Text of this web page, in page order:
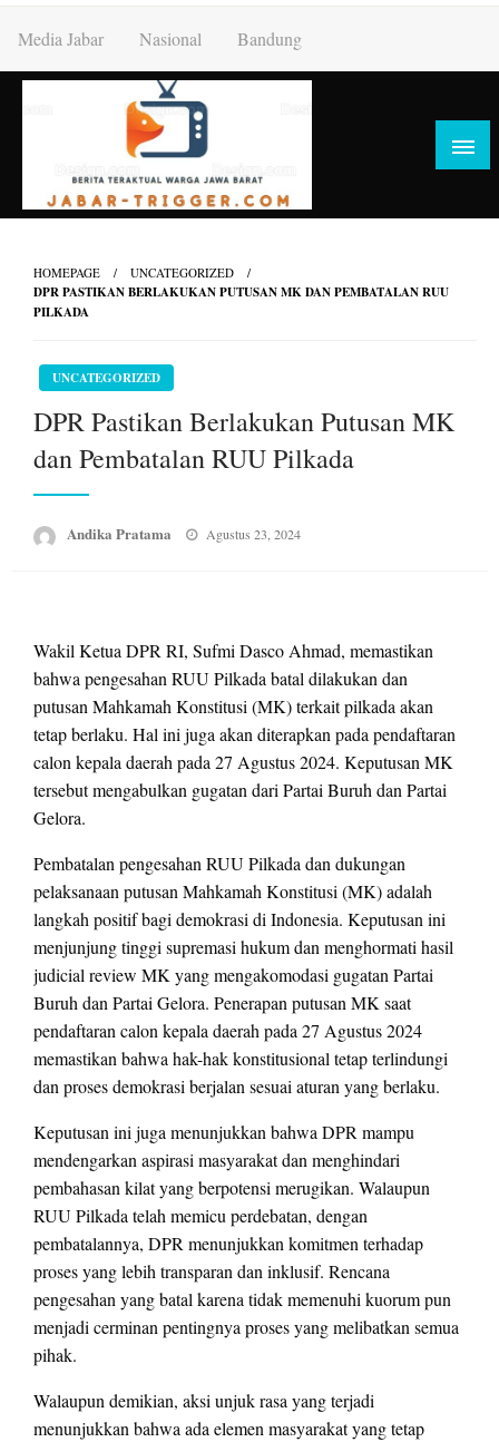
content
Media Jabar Nasional Bandung
HOMEPAGE UNCATEGORIZED
DPR PASTIKAN BERLAKUKAN PUTUSAN MK DAN PEMBATALAN RUU
PILKADA
UNCATEGORIZED
DPR Pastikan Berlakukan Putusan MK
dan Pembatalan RUU Pilkada
Andika Pratama
Posted
Agustus 23, 2024
Wakil Ketua DPR RI, Sufmi Dasco Ahmad, memastikan
bahwa pengesahan RUU Pilkada batal dilakukan dan
putusan Mahkamah Konstitusi (MK) terkait pilkada akan
tetap berlaku. Hal ini juga akan diterapkan pada pendaftaran
calon kepala daerah pada 27 Agustus 2024. Keputusan MK
tersebut mengabulkan gugatan dari Partai Buruh dan Partai
Gelora.
Pembatalan pengesahan RUU Pilkada dan dukungan
pelaksanaan putusan Mahkamah Konstitusi (MK) adalah
langkah positif bagi demokrasi di Indonesia. Keputusan ini
menjunjung tinggi supremasi hukum dan menghormati hasil
judicial review MK yang mengakomodasi gugatan Partai
Buruh dan Partai Gelora. Penerapan putusan MK saat
pendaftaran calon kepala daerah pada 27 Agustus 2024
memastikan bahwa hak-hak konstitusional tetap terlindungi
dan proses demokrasi berjalan sesuai aturan yang berlaku.
Keputusan ini juga menunjukkan bahwa DPR mampu
mendengarkan aspirasi masyarakat dan menghindari
pembahasan kilat yang berpotensi merugikan. Walaupun
RUU Pilkada telah memicu perdebatan, dengan
pembatalannya, DPR menunjukkan komitmen terhadap
proses yang lebih transparan dan inklusif. Rencana
pengesahan yang batal karena tidak memenuhi kuorum pun
menjadi cerminan pentingnya proses yang melibatkan semua
pihak.
Walaupun demikian, aksi unjuk rasa yang terjadi
menunjukkan bahwa ada elemen masyarakat yang tetap